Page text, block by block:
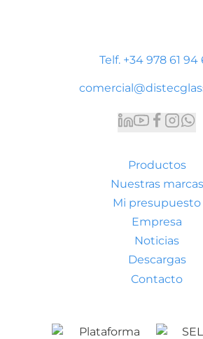
Telf. +34 978 61 94
Productos
Nuestras marcas
Mi presupuesto
Empresa
Noticias
Descargas
Contacto